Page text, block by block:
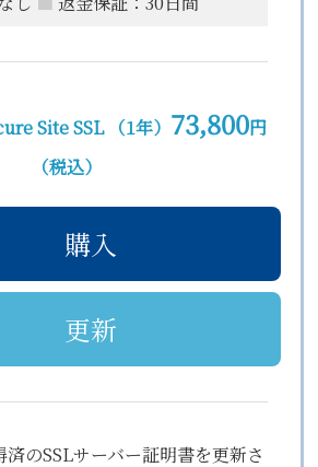
Site SSL （1年） 73,800円
（税込）
購入
更新
のSSLサーバー証明書を更新さ